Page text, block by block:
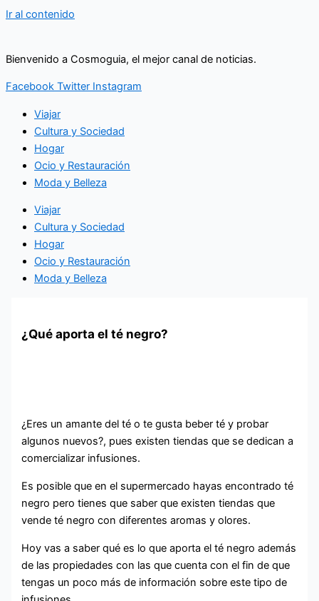
Ir al contenido
Bienvenido a Cosmoguia, el mejor canal de noticias.
Facebook Twitter Instagram
Viajar
Cultura y Sociedad
Hogar
Ocio y Restauración
Moda y Belleza
Viajar
Cultura y Sociedad
Hogar
Ocio y Restauración
Moda y Belleza
¿Qué aporta el té negro?
¿Eres un amante del té o te gusta beber té y probar
algunos nuevos?, pues existen tiendas que se dedican a
comercializar infusiones.
Es posible que en el supermercado hayas encontrado té
negro pero tienes que saber que existen tiendas que
vende té negro con diferentes aromas y olores.
Hoy vas a saber qué es lo que aporta el té negro además
de las propiedades con las que cuenta con el fin de que
tengas un poco más de información sobre este tipo de